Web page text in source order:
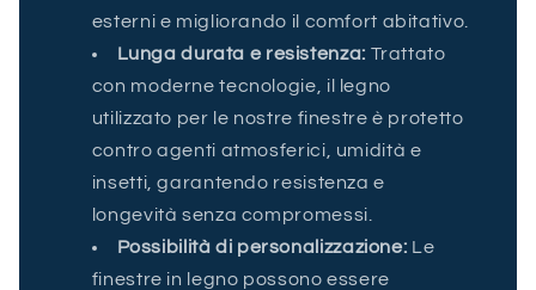
esterni e migliorando il comfort abitativo.
Lunga durata e resistenza: Trattato
con moderne tecnologie, il legno
utilizzato per le nostre finestre è protetto
contro agenti atmosferici, umidità e
insetti, garantendo resistenza e
longevità senza compromessi.
Possibilità di personalizzazione: Le
finestre in legno possono essere